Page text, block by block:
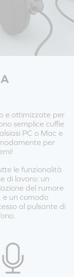
e ottimizzate per
semplice cuffie
PC o Mac e
per
le funzionalità
di lavoro: un
del rumore
e un comodo
al pulsante di